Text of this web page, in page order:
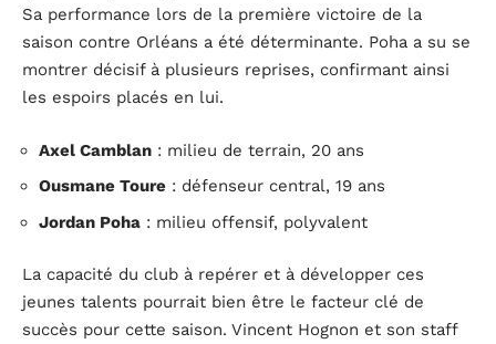
Sa performance lors de la première victoire de la
saison contre Orléans a été déterminante. Poha a su se
montrer décisif à plusieurs reprises, confirmant ainsi
les espoirs placés en lui.
Axel Camblan : milieu de terrain, 20 ans
Ousmane Toure : défenseur central, 19 ans
Jordan Poha : milieu offensif, polyvalent
La capacité du club à repérer et à développer ces
jeunes talents pourrait bien être le facteur clé de
succès pour cette saison. Vincent Hognon et son staff